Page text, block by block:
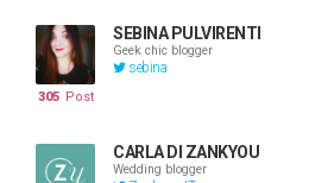
SEBINA PULVIRENTI
Geek chic blogger
sebina
305 Post
CARLA DI ZANKYOU
Wedding blogger